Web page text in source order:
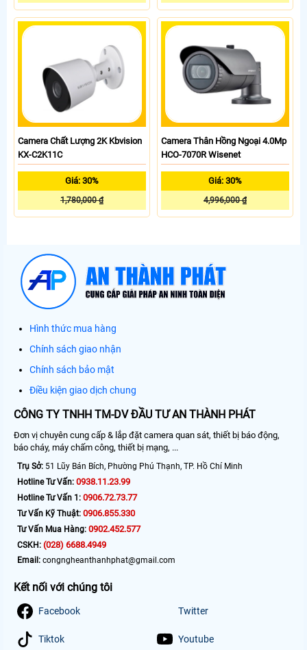
Camera Chất Lượng 2K Kbvision
KX-C2K11C
Giá: 30%
1,780,000 ₫
Camera Thân Hồng Ngoại 4.0Mp
HCO-7070R Wisenet
Giá: 30%
4,996,000 ₫
Hình thức mua hàng
Chính sách giao nhận
Chính sách bảo mật
Điều kiện giao dịch chung
CÔNG TY TNHH TM-DV ĐẦU TƯ AN THÀNH PHÁT
Đơn vị chuyên cung cấp & lắp đặt camera quan sát, thiết bị báo động,
báo cháy, máy chấm công, thiết bị mạng, ...
Trụ Sở: 51 Lũy Bán Bích, Phường Phú Thạnh, TP. Hồ Chí Minh
Hotline Tư Vấn: 0938.11.23.99
Hotline Tư Vấn 1: 0906.72.73.77
Tư Vấn Kỹ Thuật: 0906.855.330
Tư Vấn Mua Hàng: 0902.452.577
CSKH: (028) 6688.4949
Email: congngheanthanhphat@gmail.com
Kết nối với chúng tôi
Facebook Twitter
Tiktok Youtube